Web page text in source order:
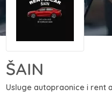
ŠAIN
Usluge autopraonice i rent